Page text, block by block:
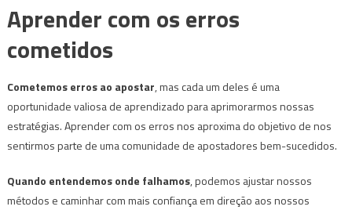
Aprender com os erros
cometidos
Cometemos erros ao apostar, mas cada um deles é uma
oportunidade valiosa de aprendizado para aprimorarmos nossas
estratégias. Aprender com os erros nos aproxima do objetivo de nos
sentirmos parte de uma comunidade de apostadores bem-sucedidos.
Quando entendemos onde falhamos, podemos ajustar nossos
métodos e caminhar com mais confiança em direção aos nossos